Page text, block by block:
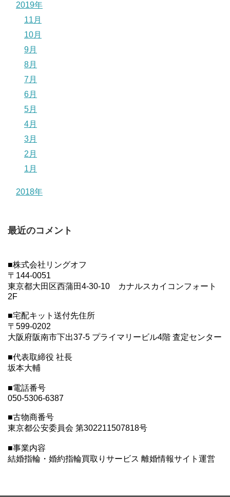
2019年
11月
10月
9月
8月
7月
6月
5月
4月
3月
2月
1月
2018年
最近のコメント
■株式会社リングオフ
〒144-0051
東京都大田区西蒲田4-30-10 カナルスカイコンフォート
2F
■宅配キット送付先住所
〒599-0202
大阪府阪南市下出37-5 プライマリービル4階 査定センター
■代表取締役 社長
坂本大輔
■電話番号
050-5306-6387
■古物商番号
東京都公安委員会 第302211507818号
■事業内容
結婚指輪・婚約指輪買取りサービス 離婚情報サイト運営